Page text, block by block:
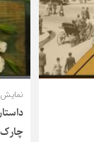
نمایش
چارک